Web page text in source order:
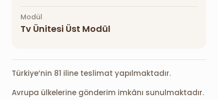
Modül
Tv Ünitesi Üst Modül
Türkiye’nin 81 iline teslimat yapılmaktadır.
Avrupa ülkelerine gönderim imkânı sunulmaktadır.